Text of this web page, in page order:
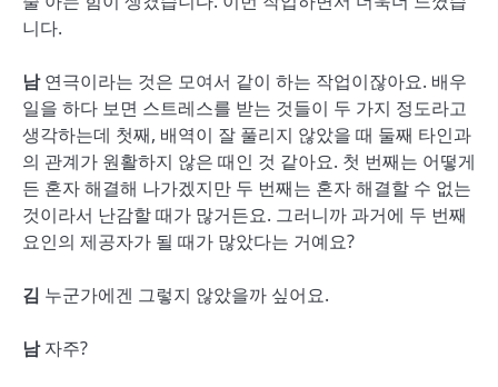
니다.
남연극이라는 것은 모여서 같이 하는 작업이잖아요. 배우
일을 하다 보면 스트레스를 받는 것들이 두 가지 정도라고
생각하는데 첫째, 배역이 잘 풀리지 않았을 때 둘째 타인과
의 관계가 원활하지 않은 때인 것 같아요. 첫 번째는 어떻게
든 혼자 해결해 나가겠지만 두 번째는 혼자 해결할 수 없는
것이라서 난감할 때가 많거든요. 그러니까 과거에 두 번째
요인의 제공자가 될 때가 많았다는 거예요?
김 누군가에겐 그렇지 않았을까 싶어요.
남자주?